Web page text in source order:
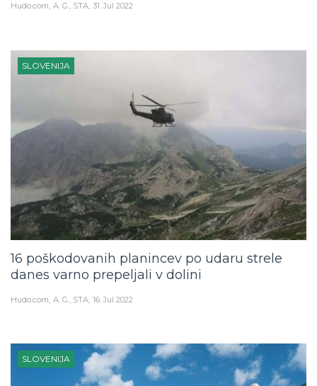
Hudo.com A. G., STA 31. Jul 2022
SLOVENIJA
16 poškodovanih planincev po udaru strele
danes varno prepeljali v dolini
Hudo.com A. G., STA 16. Jul 2022
SLOVENIJA